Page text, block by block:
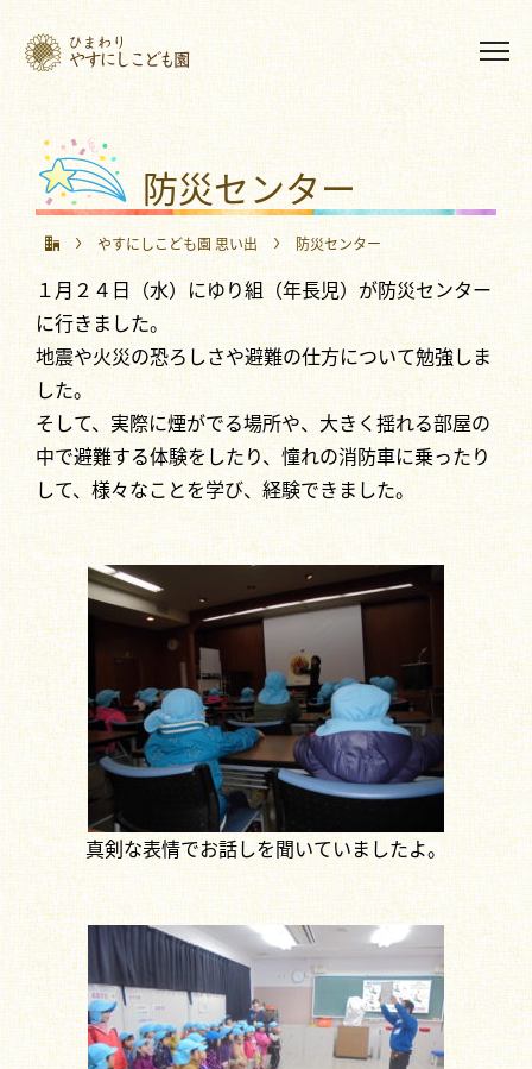
防災センター
やすにしこども園 思い出 防災センター
１月２４日（水）にゆり組（年長児）が防災センター
に行きました。
地震や火災の恐ろしさや避難の仕方について勉強しま
した。
そして、実際に煙がでる場所や、大きく揺れる部屋の
中で避難する体験をしたり、憧れの消防車に乗ったり
して、様々なことを学び、経験できました。
真剣な表情でお話しを聞いていましたよ。